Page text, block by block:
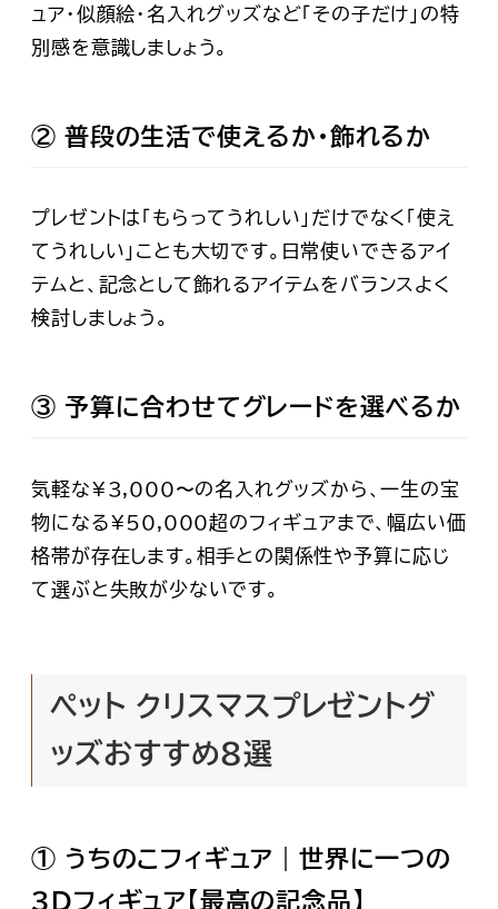
ュア・似顔絵・名入れグッズなど「その子だけ」の特
別感を意識しましょう。
② 普段の生活で使えるか・飾れるか
プレゼントは「もらってうれしい」だけでなく「使え
てうれしい」ことも大切です。日常使いできるアイ
テムと、記念として飾れるアイテムをバランスよく
検討しましょう。
③ 予算に合わせてグレードを選べるか
気軽な¥3,000〜の名入れグッズから、一生の宝
物になる¥50,000超のフィギュアまで、幅広い価
格帯が存在します。相手との関係性や予算に応じ
て選ぶと失敗が少ないです。
ペット クリスマスプレゼントグ
ッズおすすめ8選
① うちのこフィギュア｜世界に一つの
3Dフィギュア【最高の記念品】